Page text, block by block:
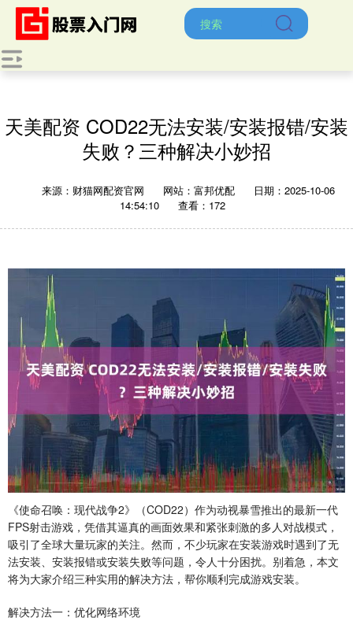
天美配资 COD22无法安装/安装报错/安装
失败？三种解决小妙招
来源：财猫网配资官网 网站：富邦优配
日期：2025-10-06
14:54:10
查看：172
《使命召唤：现代战争2》（COD22）作为动视暴雪推出的最新一代
FPS射击游戏，凭借其逼真的画面效果和紧张刺激的多人对战模式，
吸引了全球大量玩家的关注。然而，不少玩家在安装游戏时遇到了无
法安装、安装报错或安装失败等问题，令人十分困扰。别着急，本文
将为大家介绍三种实用的解决方法，帮你顺利完成游戏安装。
解决方法一：优化网络环境